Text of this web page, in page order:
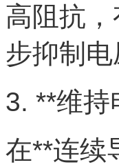
高阻抗
步抑制
3. **维持
在**连续